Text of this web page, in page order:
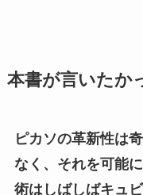
本書が言いたか
ピカソの革新性は
なく、それを可能
術はしばしばキュ